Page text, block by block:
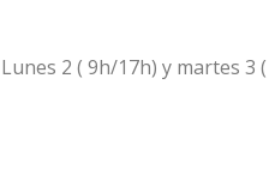
Lunes 2 ( 9h/17h) y martes 3